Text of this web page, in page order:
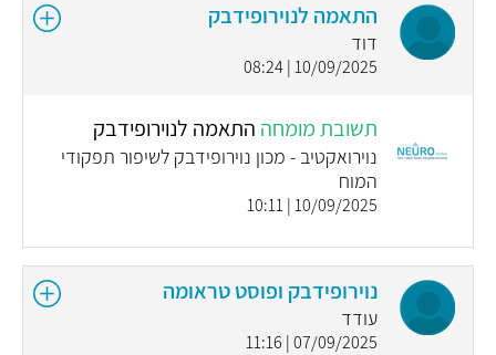
התאמה לנוירופידבק
דוד
10/09/2025 | 08:24
תשובת מומחה התאמה לנוירופידבק
נוירואקטיב - מכון נוירופידבק לשיפור תפקודי
המוח
10/09/2025 | 10:11
נוירופידבק ופוסט טראומה
עודד
07/09/2025 | 11:16